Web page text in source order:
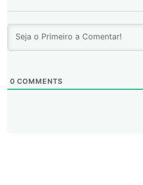
dados surgiram como as
pesquisa deste ano”, disse
0 COMMENTS